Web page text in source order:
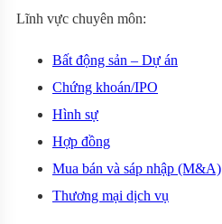
Lĩnh vực chuyên môn:
Bất động sản – Dự án
Chứng khoán/IPO
Hình sự
Hợp đồng
Mua bán và sáp nhập (M&A)
Thương mại dịch vụ